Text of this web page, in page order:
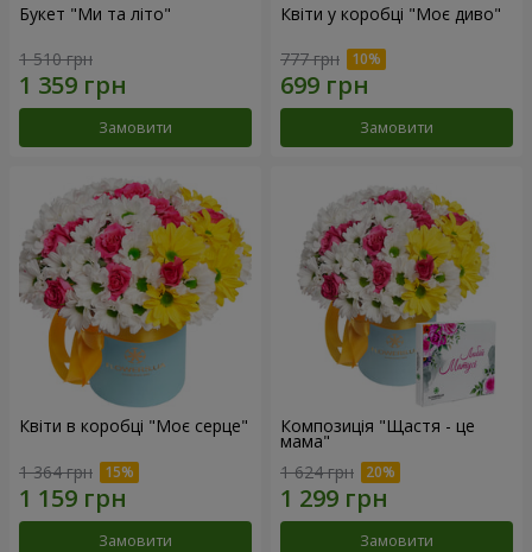
Букет "Ми та літо"
1 510 грн
Замовити
Квіти у коробці "Моє диво"
777 грн
Замовити
Квіти в коробці "Моє серце"
1 364 грн
Замовити
Композиція "Щастя - це
мама"
1 624 грн
Замовити